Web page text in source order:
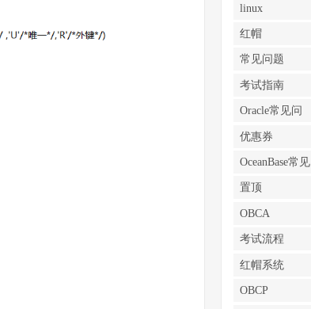
linux
红帽
常见问题
考试指南
Oracle常见问
题
优惠券
OceanBase常见
问题
置顶
OBCA
考试流程
红帽系统
OBCP